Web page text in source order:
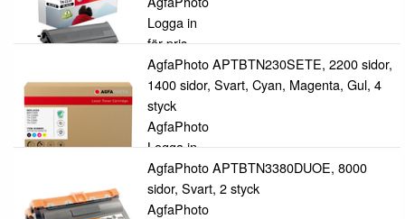
Logga in
för pris
AgfaPhoto APTBTN230SETE, 2200 sidor,
1400 sidor, Svart, Cyan, Magenta, Gul, 4
styck
AgfaPhoto
Logga in
för pris
AgfaPhoto APTBTN3380DUOE, 8000
sidor, Svart, 2 styck
AgfaPhoto